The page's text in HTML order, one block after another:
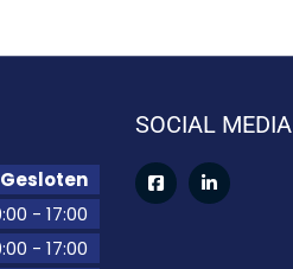
Gesloten
- 17:00
- 17:00
SOCIAL MEDIA